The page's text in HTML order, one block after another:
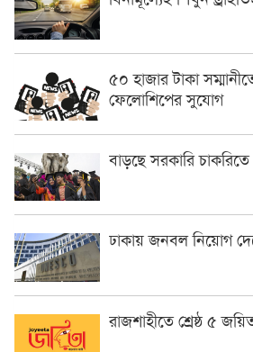
৫০ হাজার টাকা
ফেলোশিপের সুযোগ
বাড়ছে সরকারি
ঢাকায় জনবল নিয়োগ
রাজশাহীতে শ্রেষ্ঠ ৫